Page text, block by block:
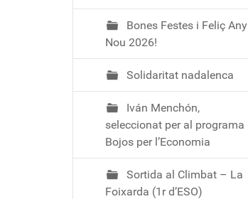
Bones Festes i Feliç Any
Nou 2026!
Solidaritat nadalenca
Iván Menchón,
seleccionat per al programa
Bojos per l’Economia
Sortida al Climbat – La
Foixarda (1r d’ESO)